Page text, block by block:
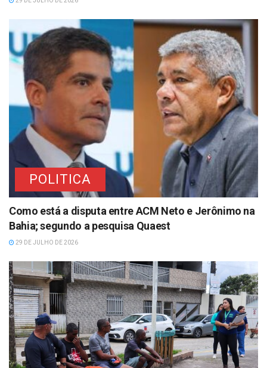
POLITICA
Como está a disputa entre ACM Neto e Jerônimo na
Bahia; segundo a pesquisa Quaest
29 DE JULHO DE 2026